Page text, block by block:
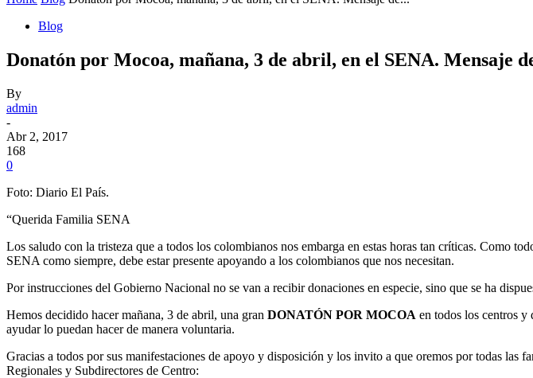
Blog
Donatón por Mocoa, mañana, 3 de abril, en el SENA. Mensaje
By
admin
-
Abr 2, 2017
168
0
Foto: Diario El País.
“Querida Familia SENA
Los saludo con la tristeza que a todos los colombianos nos embarga en estas horas tan críticas. Como
SENA como siempre, debe estar presente apoyando a los colombianos que nos necesitan.
Por instrucciones del Gobierno Nacional no se van a recibir donaciones en especie, sino que se ha
Hemos decidido hacer mañana, 3 de abril, una gran DONATÓN POR MOCOA en todos los centros y
ayudar lo puedan hacer de manera voluntaria.
Gracias a todos por sus manifestaciones de apoyo y disposición y los invito a que oremos por todas
Regionales y Subdirectores de Centro: